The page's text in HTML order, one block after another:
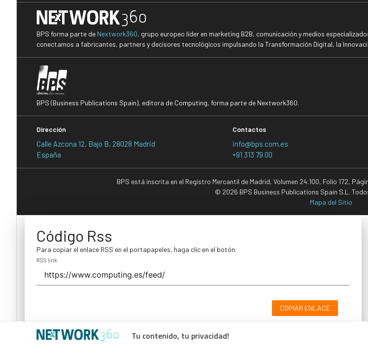
Tu contenido, tu privacidad!
BPS forma parte de Nextwork360, grupo europeo líder en marketing B2B, comunicación y medios
conectamos a fabricantes, partners y decisores tecnológicos impulsando la Transformación Digital, la
BPS (Business Publications Spain), editora de Computing, forma parte de Nextwork360.
Dirección
Calle Azcona 12, Bajo B, 28028 Madrid
España
Contactos
info@bps.com.es
+91 313 79 00
BPS está inscrita en el Registro Mercantil de Madrid, Volumen 24.100, Folio 172,
© 2026 BPS Business Publications Spain S.L.
Mapa del Sitio
Código Rss
Para copiar el enlace RSS en el portapapeles, haga clic en el botón.
RSS link
COPIAR ENLACE